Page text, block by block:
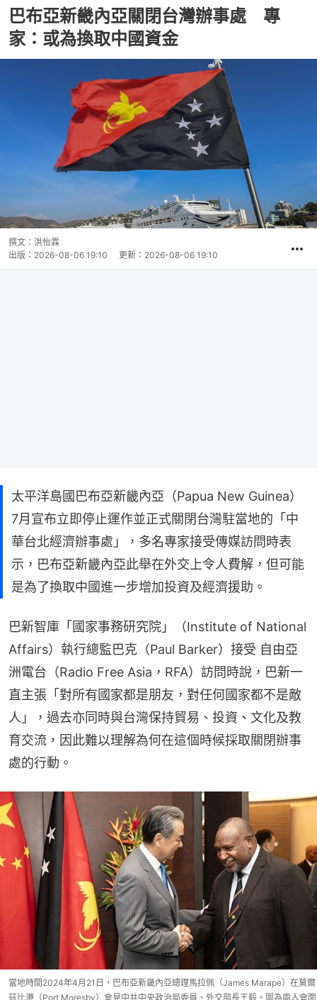
巴布亞新畿內亞關閉台灣辦事處 專
家：或為換取中國資金
撰文： 洪怡霖
出版： 2026-08-06 19:10 更新： 2026-08-06 19:10
太平洋島國巴布亞新畿內亞（Papua New Guinea）
7月宣布立即停止運作並正式關閉台灣駐當地的「中
華台北經濟辦事處」，多名專家接受傳媒訪問時表
示，巴布亞新畿內亞此舉在外交上令人費解，但可能
是為了換取中國進一步增加投資及經濟援助。
巴新智庫「國家事務研究院」（Institute of National
Affairs）執行總監巴克（Paul Barker）接受 自由亞
洲電台（Radio Free Asia，RFA）訪問時說，巴新一
直主張「對所有國家都是朋友，對任何國家都不是敵
人」，過去亦同時與台灣保持貿易、投資、文化及教
育交流，因此難以理解為何在這個時候採取關閉辦事
處的行動。
當地時間2024年4月21日，巴布亞新畿內亞總理馬拉佩（James Marape）在莫爾
茲比港（Port Moresby）會見中共中央政治局委員、外交部長王毅。圖為兩人會面